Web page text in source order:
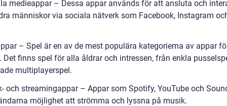
medieappar – Dessa appar används för att ansluta och
människor via sociala nätverk som Facebook, Instagram
– Spel är en av de mest populära kategorierna av appar
Det finns spel för alla åldrar och intressen, från enkla
multiplayerspel.
och streamingappar – Appar som Spotify, YouTube och
möjlighet att strömma och lyssna på musik.